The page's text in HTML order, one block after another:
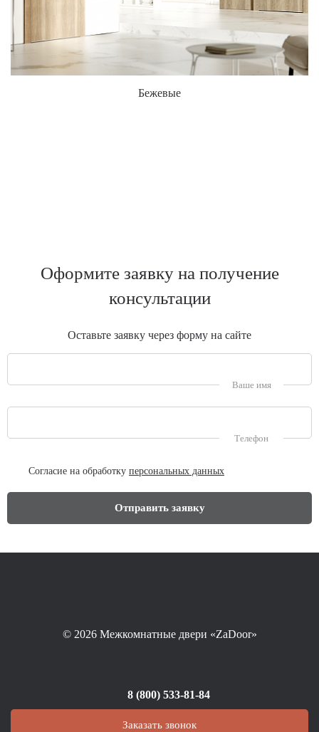
Бежевые
Оформите заявку на получение
консультации
Оставьте заявку через форму на сайте
Ваше имя
Телефон
Согласие на обработку персональных данных
© 2026Межкомнатные двери «ZaDoor»
8 (800) 533-81-84
Заказать звонок